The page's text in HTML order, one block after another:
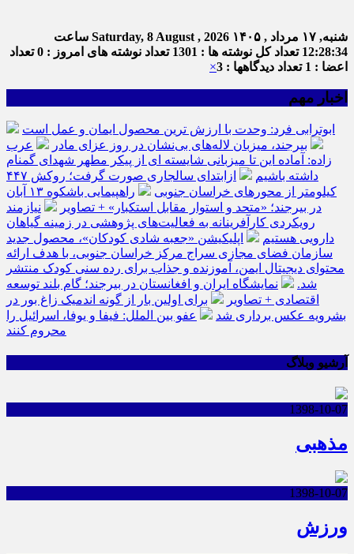
شنبه, ۱۷ مرداد , ۱۴۰۵ Saturday, 8 August , 2026 ساعت
12:28:34 تعداد کل نوشته ها : 1301 تعداد نوشته های امروز : 0
تعداد
اعضا : 1
تعداد دیدگاهها : 3 ×
اخبار مهم
ابوترابی فرد: وحدت با ارزش ترین محصول ایمان و عمل است
بیرجند، میزبان لاله‌های بی‌نشان در روز عزای مادر
عرب
زاده: آماده این تا میزبانی شایسته ای از پیکر مطهر شهدای گمنام
داشته باشیم
ازابتدای سالجاری صورت گرفت؛ روکش ۴۴۷
کیلومتر از محورهای خراسان جنوبی
راهپیمایی باشکوه ۱۳ آبان
در بیرجند؛ «متحد و استوار مقابل استکبار» + تصاویر
نیازمند
رویکردی کارآفرینانه به فعالیت‌های پژوهشی در زمینه گیاهان
دارویی هستیم
اپلیکیشن «جعبه شادی کودکان»، محصول جدید
سازمان فضای مجازی سراج مرکز خراسان جنوبی، با هدف ارائه
محتوای دیجیتال ایمن، آموزنده و جذاب برای رده سنی کودک منتشر
شد.
نمایشگاه ایران و افغانستان در بیرجند؛ گام بلند توسعه
اقتصادی + تصاویر
برای اولین بار از گونه اندمیک زاغ بور در
بشرویه عکس برداری شد
عفو بین الملل: فیفا و یوفا، اسرائیل را
محروم کنند
آرشیو وبلاگ
1398-10-07
مذهبی
1398-10-07
ورزش